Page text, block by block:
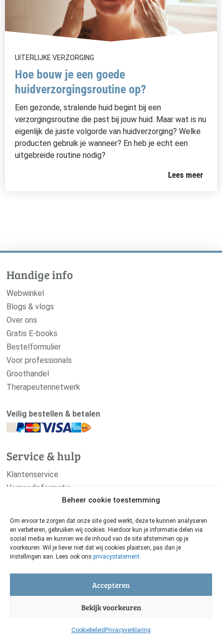
Beheer cookie toestemming
Om ervoor te zorgen dat onze site goed werkt, deze te kunnen analyseren
en verbeteren, gebruiken wij cookies. Hierdoor kun je informatie delen via
social media en kunnen we de inhoud van de site afstemmen op je
voorkeuren. Wil je liever niet dat wij cookies plaatsen, pas dan je
instellingen aan. Lees ook ons privacystatement.
Accepteren
Bekijk voorkeuren
Cookiebeleid Privacyverklaring
UITERLIJKE VERZORGING
Hoe bouw je een goede
huidverzorgingsroutine op?
Een gezonde, stralende huid begint bij een
verzorgingsroutine die past bij jouw huid. Maar wat is nu
eigenlijk de juiste volgorde van huidverzorging? Welke
producten gebruik je wanneer? En heb je echt een
uitgebreide routine nodig?
Lees meer
Handige info
Webwinkel
Blogs & vlogs
Over ons
Gratis E-books
Bestelformulier
Voor professionals
Groothandel
Therapeutennetwerk
Veilig bestellen & betalen
Service & hulp
Klantenservice
Verzendinformatie
Consult aanvragen
Doorzoek de website
Volg ons op socials!